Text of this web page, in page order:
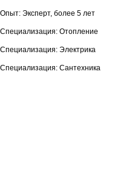
Опыт: Эксперт, более 5 лет
Специализация: Отопление
Специализация: Электрика
Специализация: Сантехника